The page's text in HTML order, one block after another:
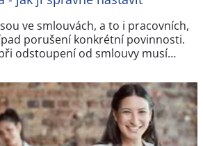
ve smlouvách, a to i pracovních,
porušení konkrétní povinnosti.
odstoupení od smlouvy musí…